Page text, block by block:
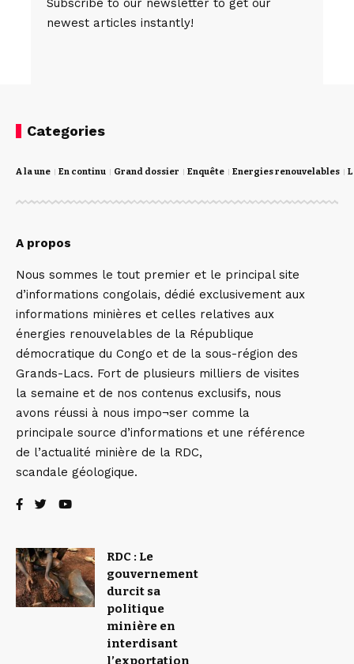
newest articles instantly!
Categories
A la une En continu Grand dossier Enquête Energies renouvelables
A propos
Nous sommes le tout premier et le principal site
d’informations congolais, dédié exclusivement aux
informations minières et celles relatives aux
énergies renouvelables de la République
démocratique du Congo et de la sous-région des
Grands-Lacs. Fort de plusieurs milliers de visites
la semaine et de nos contenus exclusifs, nous
avons réussi à nous impo¬ser comme la
principale source d’informations et une référence
de l’actualité minière de la RDC,
scandale géologique.
RDC : Le
gouvernement
durcit sa
politique
minière en
interdisant
l’exportation